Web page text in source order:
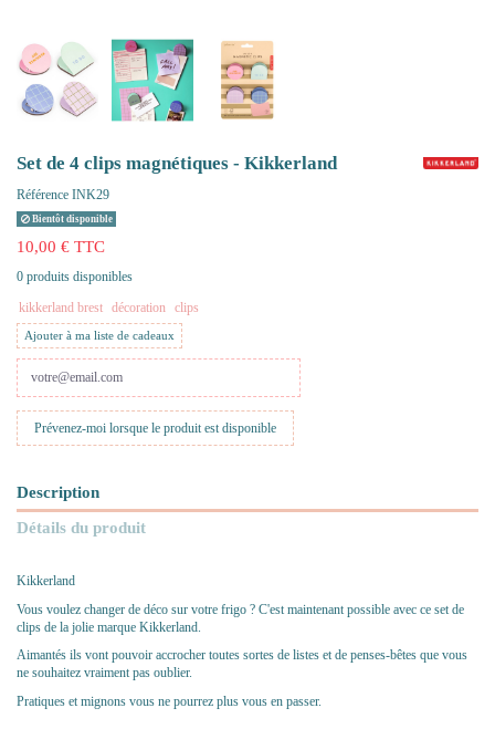
Set de 4 clips magnétiques - Kikkerland
Référence INK29
Bientôt disponible
10,00 € TTC
0 produits disponibles
kikkerland brest décoration clips
Ajouter à ma liste de cadeaux
Description
Détails du produit
Kikkerland
Vous voulez changer de déco sur votre frigo ? C'est maintenant possible avec ce set de
clips de la jolie marque Kikkerland.
Aimantés ils vont pouvoir accrocher toutes sortes de listes et de penses-bêtes que vous
ne souhaitez vraiment pas oublier.
Pratiques et mignons vous ne pourrez plus vous en passer.